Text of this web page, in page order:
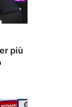
più